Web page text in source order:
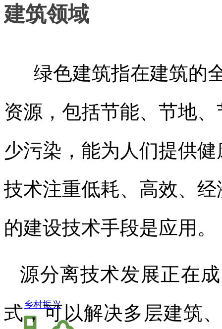
乡村振兴
建筑领域
绿色建筑指在建筑的
资源，包括节能、节地
少污染，能为人们提供
技术注重低耗、高效、
的建设技术手段是应用。
源分离技术发展正在
式，可以解决多层建筑